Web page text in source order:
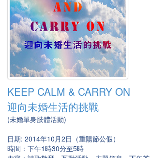
KEEP CALM & CARRY ON
迎向未婚生活的挑戰
(未婚單身肢體活動)
日期: 2014年10月2日（重陽節公假）
時間：下午1時30分至5時